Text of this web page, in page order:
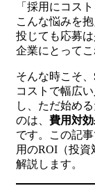
「採用にコス
こんな悩みを
投じても応募
企業にとってこ
そんな時こそ、
コストで幅広
し、ただ始め
のは、 費用対
です。この記
用のROI（投
解説します。